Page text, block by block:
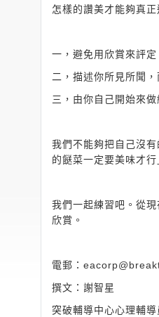
怎樣的讚美才能夠真正
一，避免用欣賞來評
二，描述你所見所聞，
三，由你自己開始來做
我們不能夠把自己沒
的餸菜一定要美味才
我們一起練習吧。從
欣賞。
電郵：
撰文：謝智星
突破輔導中心心理輔導